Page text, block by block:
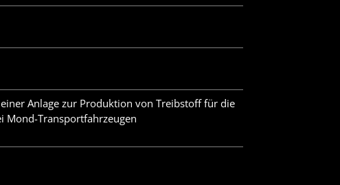
Anlage zur Produktion von Treibstoff für die
Mond-Transportfahrzeugen